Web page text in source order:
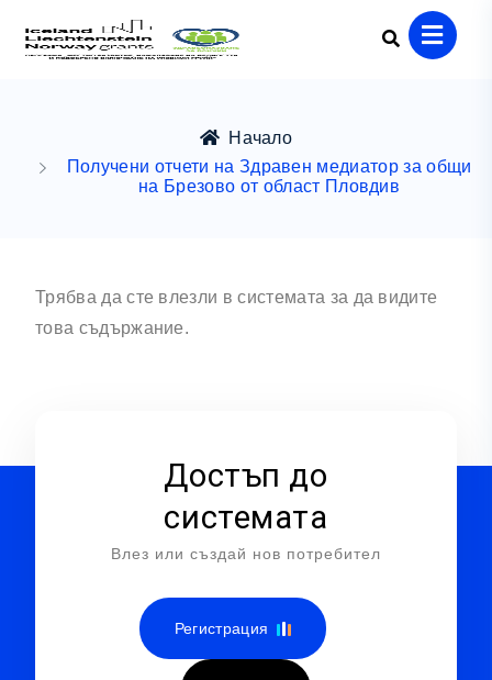
Начало
Получени отчети на Здравен медиатор за общи
на Брезово от област Пловдив
Трябва да сте влезли в системата за да видите
това съдържание.
Достъп до
системата
Влез или създай нов потребител
Регистрация